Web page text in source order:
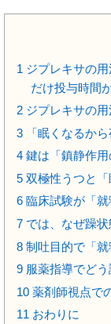
1 ジプレキサの
だけ投与時間
2 ジプレキサの
3 「眠くなるか
4 鍵は「鎮静作用
5 双極性うつと
6 臨床試験が「
7 では、なぜ躁
8 制吐目的で「
9 服薬指導でど
10 薬剤師視点で
11 おわりに